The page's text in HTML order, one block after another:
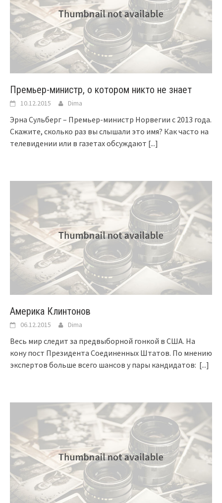
Премьер-министр, о котором никто не знает
10.12.2015 Dima
Эрна Сульберг – Премьер-министр Норвегии с 2013 года.
Скажите, сколько раз вы слышали это имя? Как часто на
телевидении или в газетах обсуждают [...]
Америка Клинтонов
06.12.2015 Dima
Весь мир следит за предвыборной гонкой в США. На
кону пост Президента Соединенных Штатов. По мнению
экспертов больше всего шансов у пары кандидатов: [...]